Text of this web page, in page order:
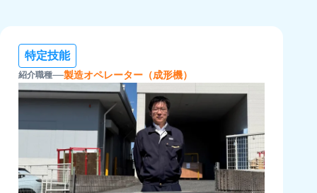
特定技能
紹介職種 製造オペレーター（成形機）